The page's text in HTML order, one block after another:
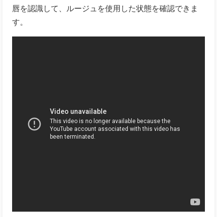
唇を認識して、ルージュを使用した状態を確認できま
す。